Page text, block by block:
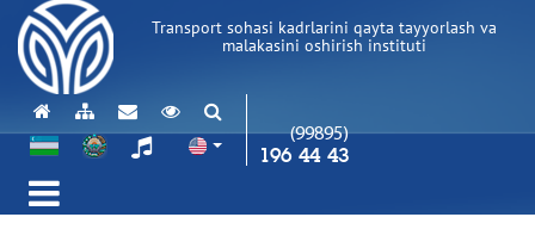
Transport sohasi kadrlarini qayta tayyorlash va
malakasini oshirish instituti
(99895)
196 44 43